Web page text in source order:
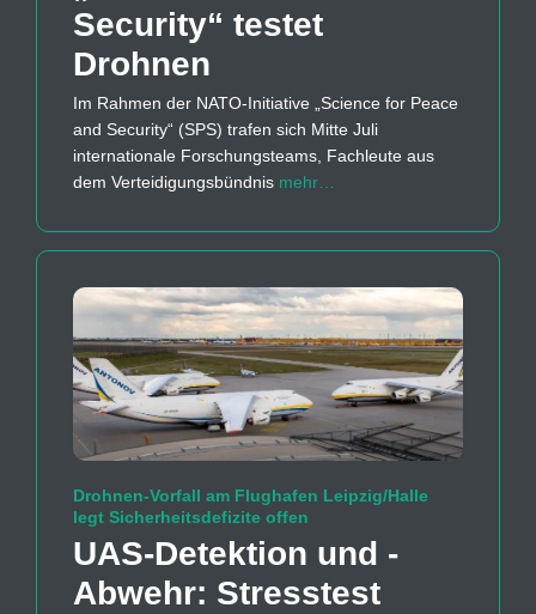
Security“ testet
Drohnen
Im Rahmen der NATO-Initiative „Science for Peace
and Security“ (SPS) trafen sich Mitte Juli
internationale Forschungsteams, Fachleute aus
dem Verteidigungsbündnis mehr…
Drohnen-Vorfall am Flughafen Leipzig/Halle
legt Sicherheitsdefizite offen
UAS-Detektion und -
Abwehr: Stresstest